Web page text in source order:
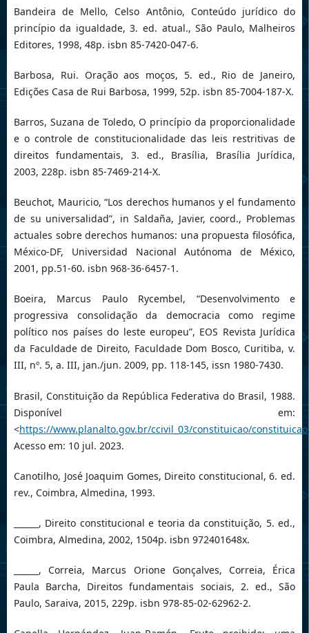
Bandeira de Mello, Celso Antônio, Conteúdo jurídico do
princípio da igualdade, 3. ed. atual., São Paulo, Malheiros
Editores, 1998, 48p. isbn 85-7420-047-6.
Barbosa, Rui. Oração aos moços, 5. ed., Rio de Janeiro,
Edições Casa de Rui Barbosa, 1999, 52p. isbn 85-7004-187-X.
Barros, Suzana de Toledo, O princípio da proporcionalidade
e o controle de constitucionalidade das leis restritivas de
direitos fundamentais, 3. ed., Brasília, Brasília Jurídica,
2003, 228p. isbn 85-7469-214-X.
Beuchot, Mauricio, “Los derechos humanos y el fundamento
de su universalidad”, in Saldaña, Javier, coord., Problemas
actuales sobre derechos humanos: una propuesta filosófica,
México-DF, Universidad Nacional Autónoma de México,
2001, pp.51-60. isbn 968-36-6457-1.
Boeira, Marcus Paulo Rycembel, “Desenvolvimento e
progressiva consolidação da democracia como regime
político nos países do leste europeu”, EOS Revista Jurídica
da Faculdade de Direito, Faculdade Dom Bosco, Curitiba, v.
III, nº. 5, a. III, jan./jun. 2009, pp. 118-145, issn 1980-7430.
Brasil, Constituição da República Federativa do Brasil, 1988.
Disponível em:
<https://www.planalto.gov.br/ccivil_03/constituicao/
Acesso em: 10 jul. 2023.
Canotilho, José Joaquim Gomes, Direito constitucional, 6. ed.
rev., Coimbra, Almedina, 1993.
______, Direito constitucional e teoria da constituição, 5. ed.,
Coimbra, Almedina, 2002, 1504p. isbn 972401648x.
______, Correia, Marcus Orione Gonçalves, Correia, Érica
Paula Barcha, Direitos fundamentais sociais, 2. ed., São
Paulo, Saraiva, 2015, 229p. isbn 978-85-02-62962-2.